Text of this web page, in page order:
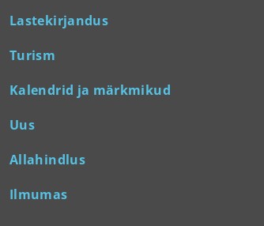
Lastekirjandus
Turism
Kalendrid ja märkmikud
Uus
Allahindlus
Ilmumas